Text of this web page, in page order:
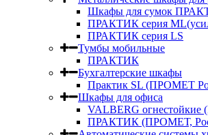
Шкафы для сумок
ПРАКТИК серия
ПРАКТИК серия LS
Тумбы мобильные
ПРАКТИК
Бухгалтерские шкафы
Практик SL (ПРОМЕТ
Шкафы для офиса
VALBERG огнестойкие
ПРАКТИК (ПРОМЕТ,